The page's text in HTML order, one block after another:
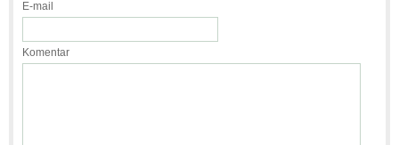
E-mail
Komentar